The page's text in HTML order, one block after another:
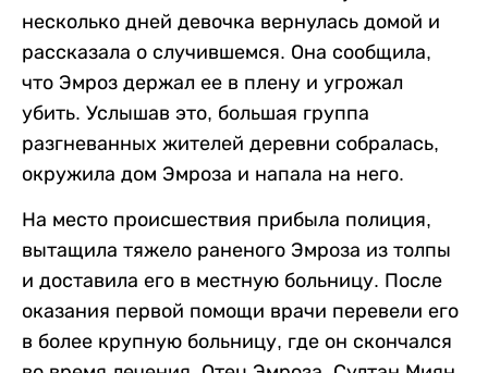
несколько дней девочка вернулась домой и
рассказала о случившемся. Она сообщила,
что Эмроз держал ее в плену и угрожал
убить. Услышав это, большая группа
разгневанных жителей деревни собралась,
окружила дом Эмроза и напала на него.
На место происшествия прибыла полиция,
вытащила тяжело раненого Эмроза из толпы
и доставила его в местную больницу. После
оказания первой помощи врачи перевели его
в более крупную больницу, где он скончался